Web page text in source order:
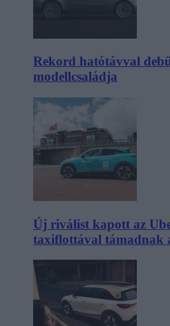
Rekord hatótávval
modellcsaládja
Új riválist kapott az
taxiflottával támadnak